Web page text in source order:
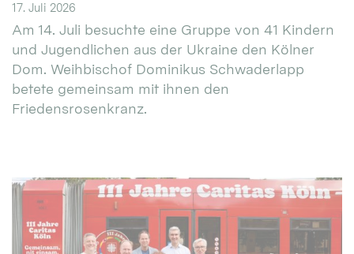
17. Juli 2026
Am 14. Juli besuchte eine Gruppe von 41 Kindern
und Jugendlichen aus der Ukraine den Kölner
Dom. Weihbischof Dominikus Schwaderlapp
betete gemeinsam mit ihnen den
Friedensrosenkranz.